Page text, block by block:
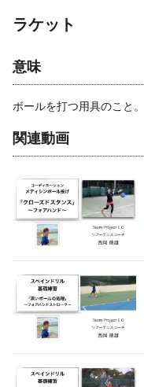
ラケット
意味
ボールを打つ用具のこと。
関連動画